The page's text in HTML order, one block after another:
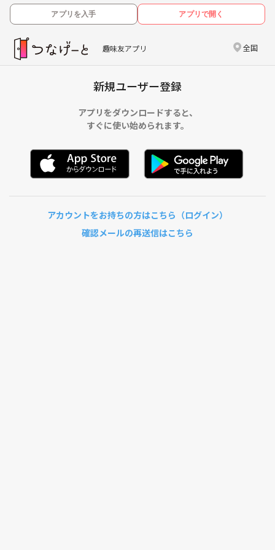
アプリを入手 アプリで開く
趣味友アプリ 全国
新規ユーザー登録
アプリをダウンロードすると、
すぐに使い始められます。
アカウントをお持ちの方はこちら（ログイン）
確認メールの再送信はこちら